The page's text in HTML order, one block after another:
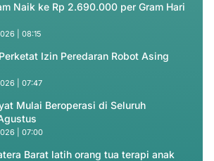
Naik ke Rp 2.690.000 per Gram Hari
| 08:15
Izin Peredaran Robot Asing
| 07:47
Mulai Beroperasi di Seluruh
| 07:00
Barat latih orang tua terapi anak